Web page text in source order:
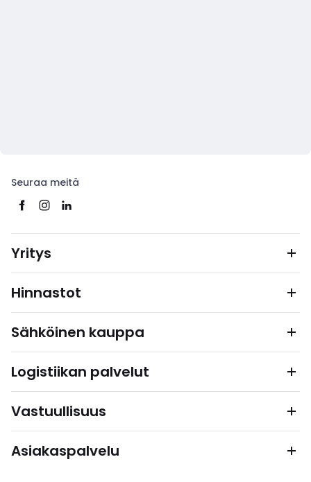
Seuraa meitä
Yritys
Hinnastot
Sähköinen kauppa
Logistiikan palvelut
Vastuullisuus
Asiakaspalvelu